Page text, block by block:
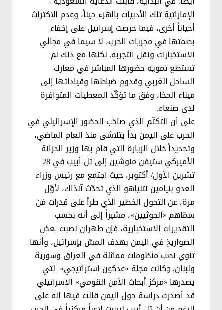
الإماراتية تلك الأدبيات بالهزء حيناً، وعدم الاكتراث
أحياناً أخرى، فيما حرصت إسرائيل على إخفاء
بصمتها في مجريات الحرب، لا سيما في مجالَي
الاستخبارات ونقل التجربة. لكنها مع ذلك لم
تستطع تمويه حضورها المباشر في معارك
الساحل الغربي وقدوم ضباطها وقياداتها إلى
ميناء المخا، وفق ما تؤكّد المعطيات المتوافرة
لدى صنعاء.
على أن التكتّم الذي صاحَب الحضور الإسرائيلي في
الحرب على اليمن بدأ يتلاشى منذ العام الماضي،
وتحديداً خلال الزيارة التي قام بها وزير الخزانة
الأميركي ستيفن منوشين إلى تل أبيب في 28
تشرين الأول/ أكتوبر، حيث اجتمع مع رئيس وزراء
العدو بنيامين نتنياهو الذي تحدّث آنذاك، لأوّل
مرة، عن التحول الخطير الذي طرأ على قدرات مَن
سمّاهم «الحوثيين»، مشيراً إلى أنه بحسب
التقديرات الاستخبارية، فإن طهران نصبت بعض
الصواريخ في اليمن بهدف المسّ بإسرائيل، وأنها
تنوي نصب منظومات مماثلة في العراق وسورية
ولبنان. وكانت مجلة «عدكون استراتيجي» التي
يصدرها «مركز أبحاث الأمن القومي» الإسرائيلي
قد أصدرت دراسة حول اليمن قالت فيها إنه على